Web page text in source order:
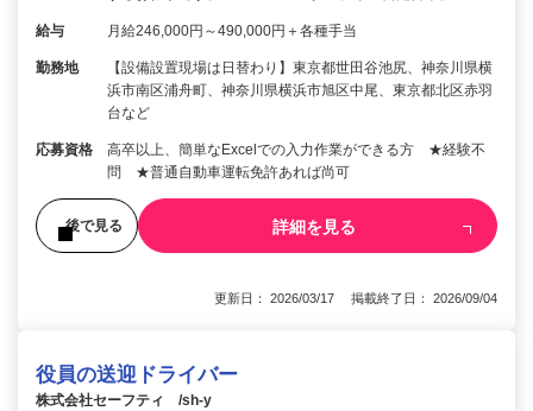
給与 月給246,000円～490,000円＋各種手当
勤務地
【設備設置現場は日替わり】東京都世田谷池尻、神奈川県横
浜市南区浦舟町、神奈川県横浜市旭区中尾、東京都北区赤羽
台など
応募資格
高卒以上、簡単なExcelでの入力作業ができる方 ★経験不
問 ★普通自動車運転免許あれば尚可
後で見る 詳細を見る
更新日： 2026/03/17 掲載終了日： 2026/09/04
役員の送迎ドライバー
株式会社セーフティ /sh-y